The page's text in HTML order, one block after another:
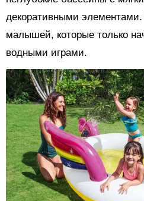
декоративными
малышей, которые только
водными играми.